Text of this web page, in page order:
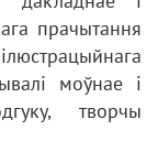
прачытання
моўнае і
творчы